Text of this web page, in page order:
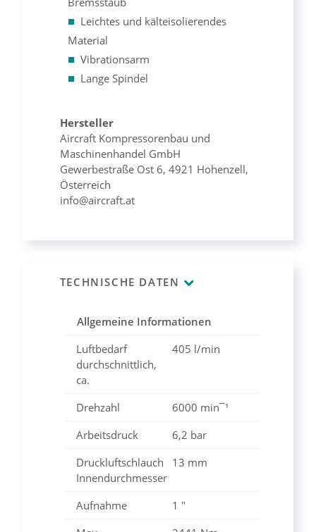
Leichtes und kälteisolierendes
Material
Vibrationsarm
Lange Spindel
Hersteller
Aircraft Kompressorenbau und
Maschinenhandel GmbH
Gewerbestraße Ost 6, 4921 Hohenzell,
Österreich
info@aircraft.at
TECHNISCHE DATEN
Allgemeine Informationen
Luftbedarf
durchschnittlich,
ca.
405 l/min
Drehzahl
6000 min¯¹
Arbeitsdruck
6,2 bar
Druckluftschlauch
Innendurchmesser
13 mm
Aufnahme
1 "